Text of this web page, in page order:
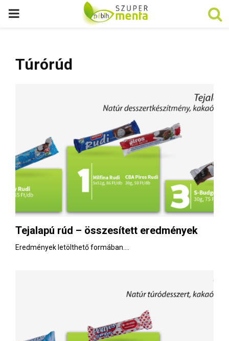
P
R
Túrórúd
Tejalapú rúd – összesített eredmények
Eredmények letölthető formában....